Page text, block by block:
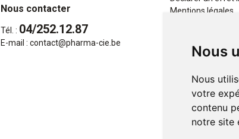
Nous
Nous
votre
contenu
notre site
Nous contacter
Tél. : 04/252.12.87
E-mail : contact@pharma-cie.be
Mentions légales
Cookies
Mes préférences